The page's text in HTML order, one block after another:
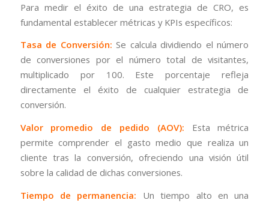
Para medir el éxito de una estrategia de CRO, es
fundamental establecer métricas y KPIs específicos:
Tasa de Conversión: Se calcula dividiendo el número
de conversiones por el número total de visitantes,
multiplicado por 100. Este porcentaje refleja
directamente el éxito de cualquier estrategia de
conversión.
Valor promedio de pedido (AOV): Esta métrica
permite comprender el gasto medio que realiza un
cliente tras la conversión, ofreciendo una visión útil
sobre la calidad de dichas conversiones.
Tiempo de permanencia: Un tiempo alto en una